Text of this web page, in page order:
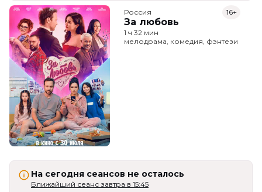
Россия
За любовь
16+
1 ч 32 мин
мелодрама, комедия, фэнтези
На сегодня сеансов не осталось
Ближайший сеанс завтра в 15:45